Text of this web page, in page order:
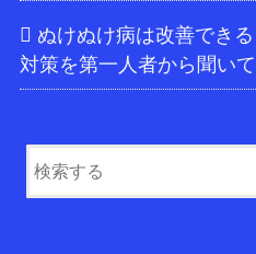
ぬけぬけ病は改善でき
対策を第一人者から聞いて